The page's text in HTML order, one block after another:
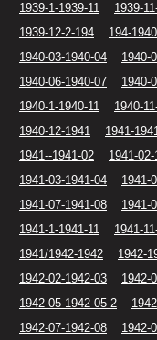
1939-1-1939-11
1939-
1939-12-2-194
194-
1940-03-1940-04
1940-
1940-06-1940-07
1940-
1940-1-1940-11
1940-
1940-12-1941
1941-
1941--1941-02
1941-
1941-03-1941-04
1941-
1941-07-1941-08
1941-
1941-1-1941-11
1941-
1941/1942-1942
1942-
1942-02-1942-03
1942-
1942-05-1942-05-2
1942-07-1942-08
1942-